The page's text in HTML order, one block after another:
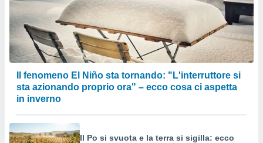
Il fenomeno El Niño sta tornando: "L'interruttore si
sta azionando proprio ora" – ecco cosa ci aspetta
in inverno
Il Po si svuota e la terra si sigilla: ecco